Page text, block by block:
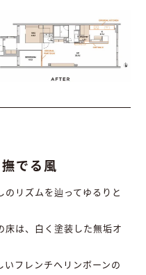
でる風
リズムを辿ってゆるりと
床は、白く塗装した無垢オ
フレンチヘリンボーンの